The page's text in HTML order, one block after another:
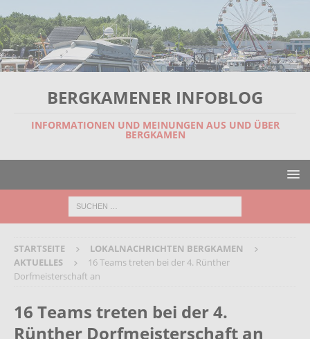
BERGKAMENER INFOBLOG
INFORMATIONEN UND MEINUNGEN AUS UND ÜBER
BERGKAMEN
STARTSEITE
LOKALNACHRICHTEN BERGKAMEN
AKTUELLES
16 Teams treten bei der 4. Rünther
Dorfmeisterschaft an
16 Teams treten bei der 4.
Rünther Dorfmeisterschaft an